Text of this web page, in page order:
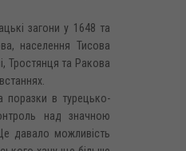
загони у 1648 та
населення Тисова
Тростянця та Ракова
поразки в турецько-
над значною
давало можливість